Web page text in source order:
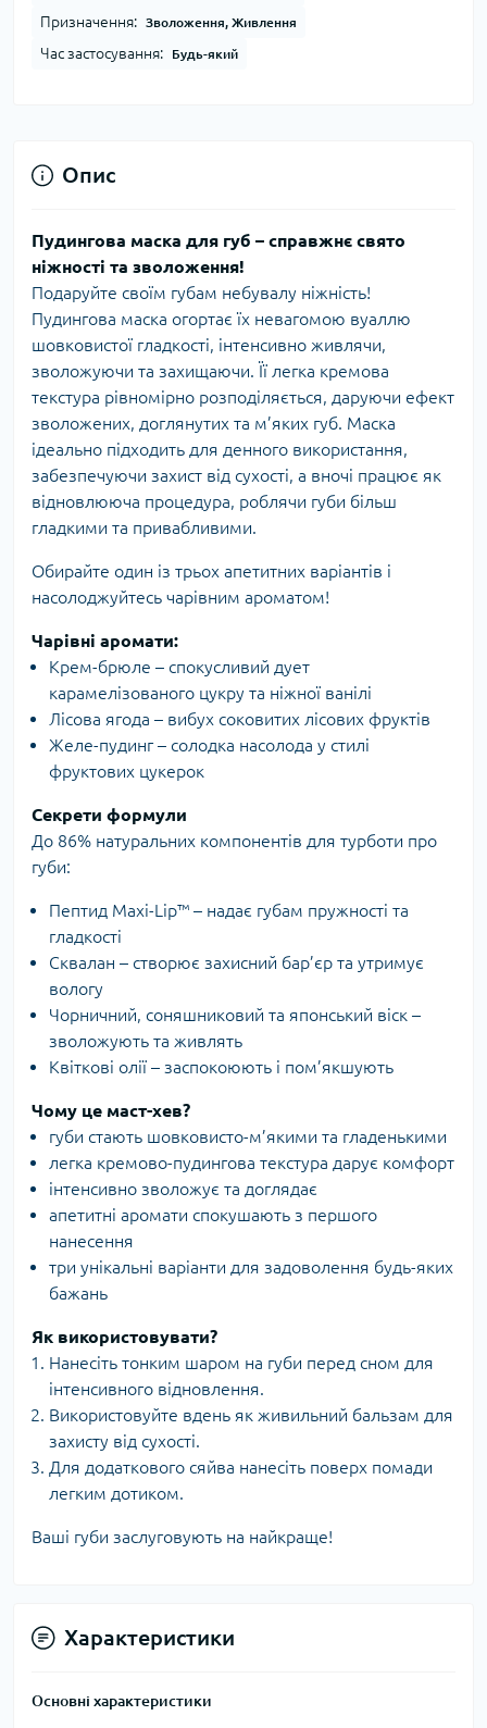
Призначення: Зволоження, Живлення
Час застосування: Будь-який
Опис
Пудингова маска для губ – справжнє свято
ніжності та зволоження!
Подаруйте своїм губам небувалу ніжність!
Пудингова маска огортає їх невагомою вуаллю
шовковистої гладкості, інтенсивно живлячи,
зволожуючи та захищаючи. Її легка кремова
текстура рівномірно розподіляється, даруючи ефект
зволожених, доглянутих та м’яких губ. Маска
ідеально підходить для денного використання,
забезпечуючи захист від сухості, а вночі працює як
відновлююча процедура, роблячи губи більш
гладкими та привабливими.
Обирайте один із трьох апетитних варіантів і
насолоджуйтесь чарівним ароматом!
Чарівні аромати:
Крем-брюле – спокусливий дует
карамелізованого цукру та ніжної ванілі
Лісова ягода – вибух соковитих лісових фруктів
Желе-пудинг – солодка насолода у стилі
фруктових цукерок
Секрети формули
До 86% натуральних компонентів для турботи про
губи:
Пептид Maxi-Lip™ – надає губам пружності та
гладкості
Сквалан – створює захисний бар’єр та утримує
вологу
Чорничний, соняшниковий та японський віск –
зволожують та живлять
Квіткові олії – заспокоюють і пом’якшують
Чому це маст-хев?
губи стають шовковисто-м’якими та гладенькими
легка кремово-пудингова текстура дарує комфорт
інтенсивно зволожує та доглядає
апетитні аромати спокушають з першого
нанесення
три унікальні варіанти для задоволення будь-яких
бажань
Як використовувати?
Нанесіть тонким шаром на губи перед сном для
інтенсивного відновлення.
Використовуйте вдень як живильний бальзам для
захисту від сухості.
Для додаткового сяйва нанесіть поверх помади
легким дотиком.
Ваші губи заслуговують на найкраще!
Характеристики
Основні характеристики